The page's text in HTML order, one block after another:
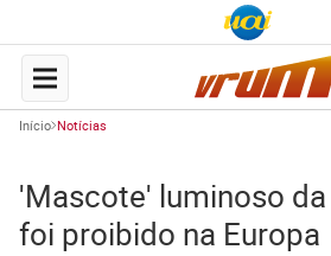
Início Notícias
'Mascote' luminoso da
foi proibido na Europa